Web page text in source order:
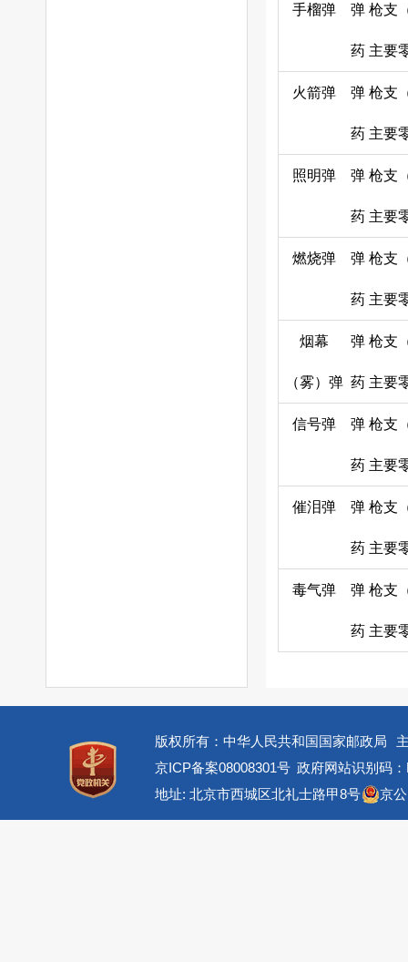
手榴弹 弹
药
枪支
主要
火箭弹 弹
药
枪支
主要
照明弹 弹
药
枪支
主要
燃烧弹 弹
药
枪支
主要
烟幕
（雾）弹
弹
药
枪支
主要
信号弹 弹
药
枪支
主要
催泪弹 弹
药
枪支
主要
毒气弹 弹
药
枪支
主要
版权所有：中华人民共和国国家邮政局
京ICP备案08008301号 政府网站识别码
地址: 北京市西城区北礼士路甲8号
京